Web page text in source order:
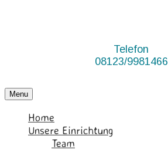
Telefon
08123/9981466
Menu
Home
Unsere Einrichtung
Team